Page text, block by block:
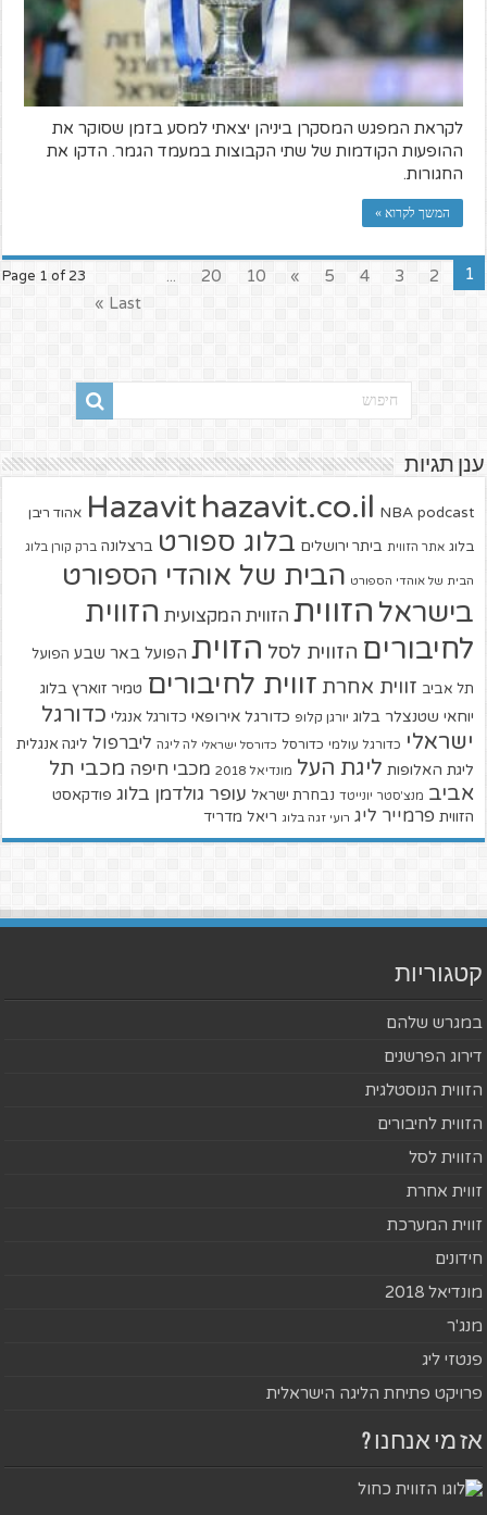
לקראת המפגש המסקרן ביניהן יצאתי למסע בזמן שסוקר את
ההופעות הקודמות של שתי הקבוצות במעמד הגמר. הדקו את
החגורות.
המשך לקרוא »
Page 1 of 23 1
2
3
4
5
»
10
20
...
Last »
ענן תגיות
Hazavit hazavit.co.il NBA podcast אהוד ריבן
בלוג אתר הזווית ביתר ירושלים בלוג ספורט ברצלונה ברק קורן בלוג
הבית של אוהדי הספורט הבית של אוהדי הספורט
בישראל הזווית הזווית המקצועית הזווית
לחיבורים הזווית לסל הזוית הפועל באר שבע הפועל
תל אביב זווית אחרת זווית לחיבורים טמיר זוארץ בלוג
יוחאי שטנצלר בלוג יורגן קלופ כדורגל אירופאי כדורגל אנגלי כדורגל
ישראלי כדורגל עולמי כדורסל כדורסל ישראלי לה ליגה ליברפול ליגה אנגלית
ליגת האלופות ליגת העל מונדיאל 2018 מכבי חיפה מכבי תל
אביב מנצ'סטר יונייטד נבחרת ישראל עופר גולדמן בלוג פודקאסט
הזווית פרמייר ליג רועי זגה בלוג ריאל מדריד
קטגוריות
במגרש שלהם
דירוג הפרשנים
הזווית הנוסטלגית
הזווית לחיבורים
הזווית לסל
זווית אחרת
זווית המערכת
חידונים
מונדיאל 2018
מנג'ר
פנטזי ליג
פרויקט פתיחת הליגה הישראלית
אז מי אנחנו ?